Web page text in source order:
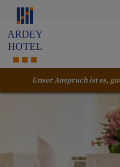
Unser Anspruch ist es,